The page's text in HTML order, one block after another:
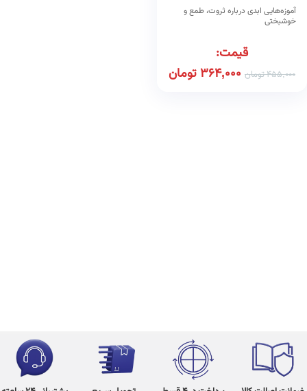
آموزه‌هایی ابدی درباره ثروت، طمع و
خوشبختی
قیمت:
455,000تومان 364,000تومان